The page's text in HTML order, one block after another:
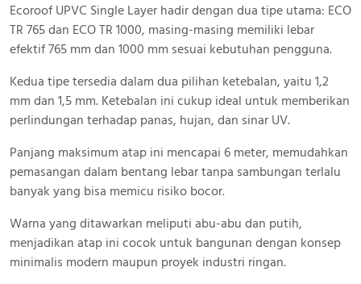
Ecoroof UPVC Single Layer hadir dengan dua tipe utama: ECO
TR 765 dan ECO TR 1000, masing-masing memiliki lebar
efektif 765 mm dan 1000 mm sesuai kebutuhan pengguna.
Kedua tipe tersedia dalam dua pilihan ketebalan, yaitu 1,2
mm dan 1,5 mm. Ketebalan ini cukup ideal untuk memberikan
perlindungan terhadap panas, hujan, dan sinar UV.
Panjang maksimum atap ini mencapai 6 meter, memudahkan
pemasangan dalam bentang lebar tanpa sambungan terlalu
banyak yang bisa memicu risiko bocor.
Warna yang ditawarkan meliputi abu-abu dan putih,
menjadikan atap ini cocok untuk bangunan dengan konsep
minimalis modern maupun proyek industri ringan.